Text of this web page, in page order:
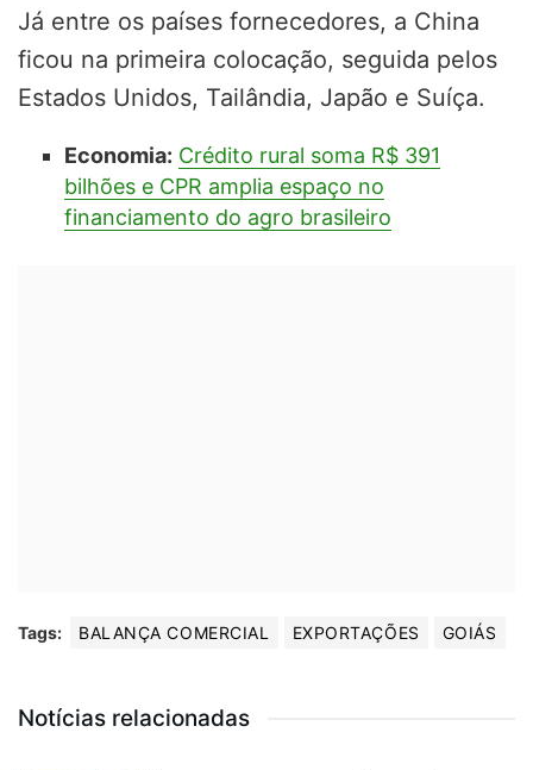
Já entre os países fornecedores, a China
ficou na primeira colocação, seguida pelos
Estados Unidos, Tailândia, Japão e Suíça.
Economia: Crédito rural soma R$ 391
bilhões e CPR amplia espaço no
financiamento do agro brasileiro
Tags: BALANÇA COMERCIAL EXPORTAÇÕES GOIÁS
Notícias relacionadas